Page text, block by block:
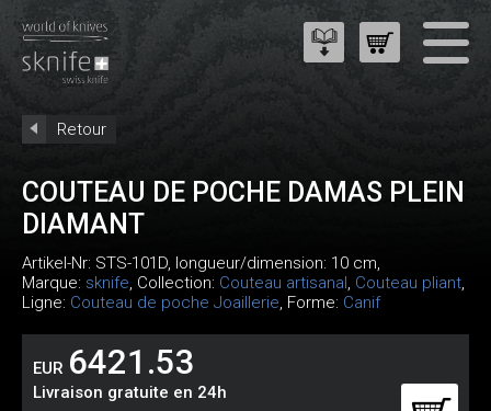
Retour
COUTEAU DE POCHE DAMAS PLEIN
DIAMANT
Artikel-Nr: STS-101D, longueur/dimension: 10 cm,
Marque: sknife, Collection: Couteau artisanal, Couteau pliant,
Ligne: Couteau de poche Joaillerie, Forme: Canif
EUR 6421.53
Livraison gratuite en 24h